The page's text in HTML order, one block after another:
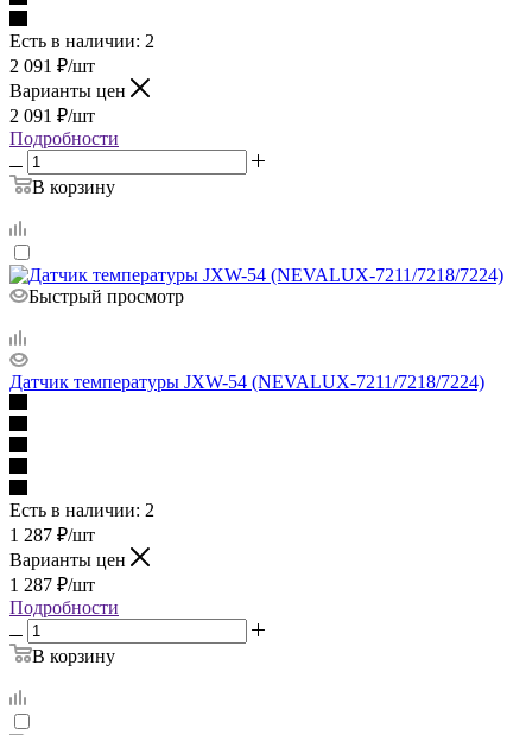
Есть в наличии: 2
2 091 ₽/шт
Варианты цен
2 091 ₽/шт
Подробности
В корзину
Быстрый просмотр
Датчик температуры JXW-54 (NEVALUX-7211/7218/7224)
Есть в наличии: 2
1 287 ₽/шт
Варианты цен
1 287 ₽/шт
Подробности
В корзину